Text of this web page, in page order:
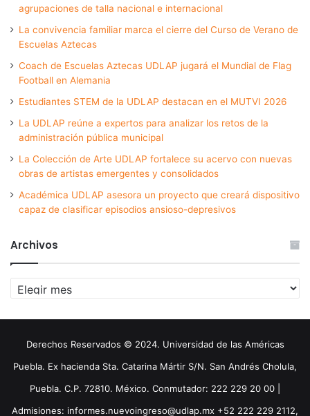
agrupaciones de talla nacional e internacional
La convivencia familiar marca el cierre del Curso de Verano de
Escuelas Aztecas
Coach de Escuelas Aztecas UDLAP jugará el Mundial de Flag
Football en Alemania
Estudiantes STEM de la UDLAP destacan en el MUTVI 2026
La UDLAP reúne a expertos para analizar los retos de la
administración pública municipal
La Colección de Arte UDLAP fortalece su acervo con nuevas
obras de artistas emergentes y consolidados
Académica UDLAP asesora un proyecto que creará dispositivo
capaz de clasificar episodios ansioso-depresivos
Archivos
Archivos
Derechos Reservados © 2024. Universidad de las Américas
Puebla. Ex hacienda Sta. Catarina Mártir S/N. San Andrés Cholula,
Puebla. C.P. 72810. México. Conmutador: 222 229 20 00 |
Admisiones: informes.nuevoingreso@udlap.mx +52 222 229 2112,